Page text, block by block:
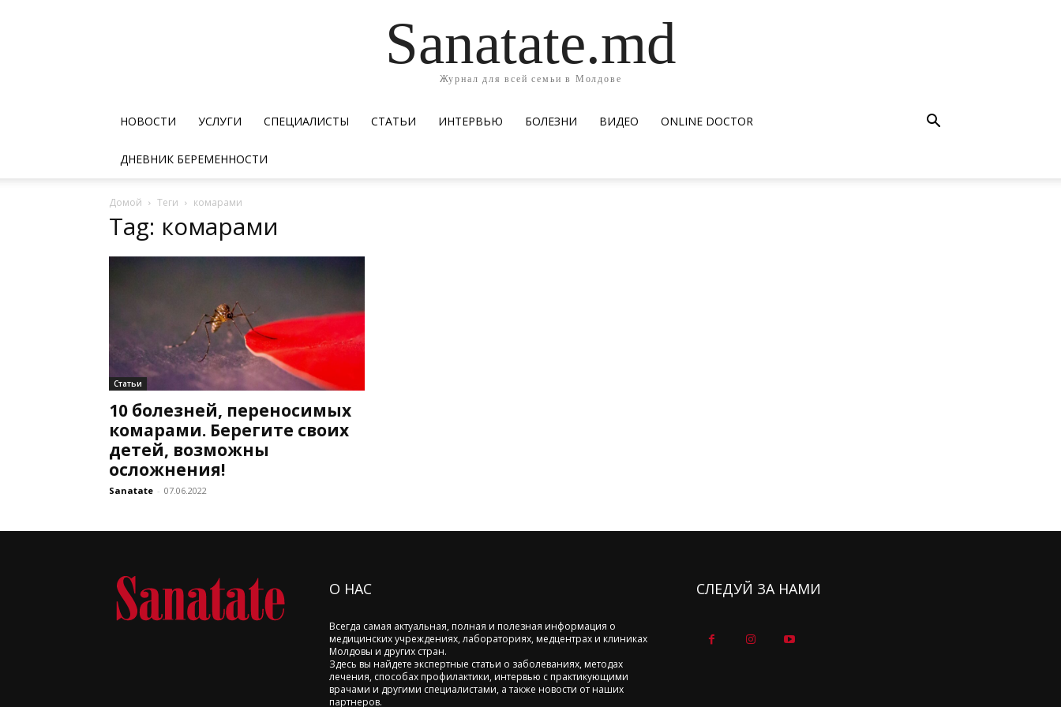
Sanatate.md
Журнал для всей семьи в Молдове
НОВОСТИ УСЛУГИ СПЕЦИАЛИСТЫ СТАТЬИ ИНТЕРВЬЮ БОЛЕЗНИ ВИДЕО ОNLINE DOCTOR
ДНЕВНИК БЕРЕМЕННОСТИ
Домой Теги комарами
Tag: комарами
Статьи
10 болезней, переносимых
комарами. Берегите своих
детей, возможны
осложнения!
Sanatate - 07.06.2022
О НАС
Всегда самая актуальная, полная и полезная информация о
медицинских учреждениях, лабораториях, медцентрах и клиниках
Молдовы и других стран.
Здесь вы найдете экспертные статьи о заболеваниях, методах
лечения, способах профилактики, интервью с практикующими
врачами и другими специалистами, а также новости от наших
партнеров.
СЛЕДУЙ ЗА НАМИ